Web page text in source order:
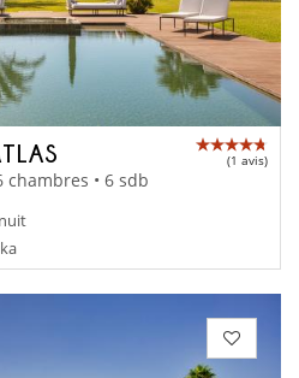
(1 avis)
chambres • 6 sdb